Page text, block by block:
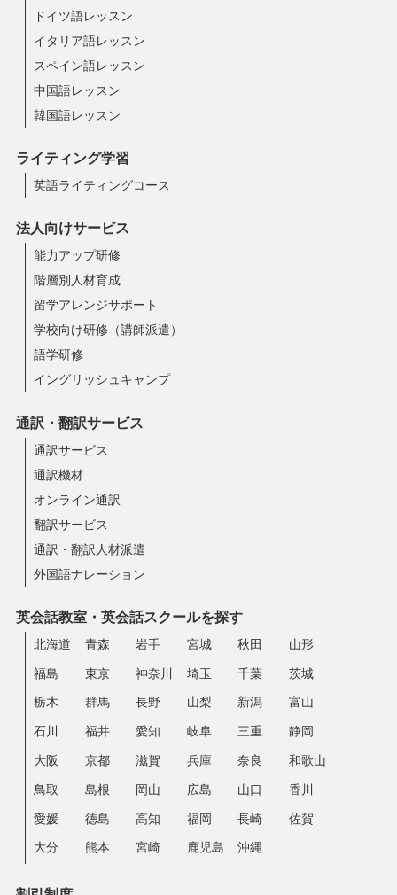
ドイツ語レッスン
イタリア語レッスン
スペイン語レッスン
中国語レッスン
韓国語レッスン
ライティング学習
英語ライティングコース
法人向けサービス
能力アップ研修
階層別人材育成
留学アレンジサポート
学校向け研修（講師派遣）
語学研修
イングリッシュキャンプ
通訳・翻訳サービス
通訳サービス
通訳機材
オンライン通訳
翻訳サービス
通訳・翻訳人材派遣
外国語ナレーション
英会話教室・英会話スクールを探す
北海道 青森 岩手 宮城 秋田 山形
福島 東京 神奈川 埼玉 千葉 茨城
栃木 群馬 長野 山梨 新潟 富山
石川 福井 愛知 岐阜 三重 静岡
大阪 京都 滋賀 兵庫 奈良 和歌山
鳥取 島根 岡山 広島 山口 香川
愛媛 徳島 高知 福岡 長崎 佐賀
大分 熊本 宮崎 鹿児島 沖縄